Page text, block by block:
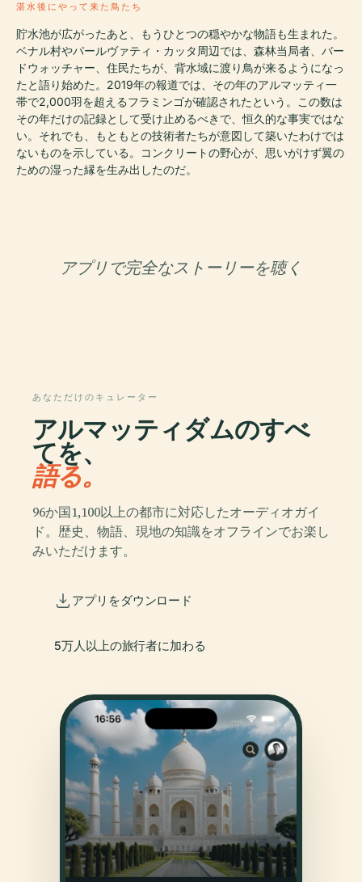
湛水後にやって来た鳥たち
貯水池が広がったあと、もうひとつの穏やかな物語も生まれた。
ベナル村やパールヴァティ・カッタ周辺では、森林当局者、バー
ドウォッチャー、住民たちが、背水域に渡り鳥が来るようになっ
たと語り始めた。2019年の報道では、その年のアルマッティ一
帯で2,000羽を超えるフラミンゴが確認されたという。この数は
その年だけの記録として受け止めるべきで、恒久的な事実ではな
い。それでも、もともとの技術者たちが意図して築いたわけでは
ないものを示している。コンクリートの野心が、思いがけず翼の
ための湿った縁を生み出したのだ。
アプリで完全なストーリーを聴く
あなただけのキュレーター
アルマッティダムのすべ
てを、
語る。
96か国1,100以上の都市に対応したオーディオガイ
ド。歴史、物語、現地の知識をオフラインでお楽し
みいただけます。
アプリをダウンロード
5万人以上の旅行者に加わる